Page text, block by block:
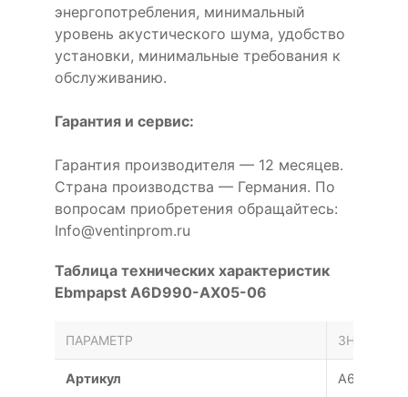
энергопотребления, минимальный
уровень акустического шума, удобство
установки, минимальные требования к
обслуживанию.
Гарантия и сервис:
Гарантия производителя — 12 месяцев.
Страна производства — Германия. По
вопросам приобретения обращайтесь:
Info@ventinprom.ru
Таблица технических характеристик
Ebmpapst A6D990-AX05-06
ПАРАМЕТР ЗНАЧЕНИЕ
Артикул A6D990-